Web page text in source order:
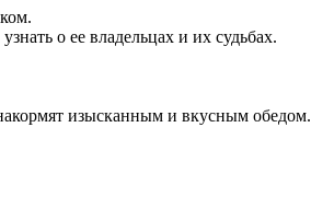
о ее владельцах и их судьбах.
изысканным и вкусным обедом.